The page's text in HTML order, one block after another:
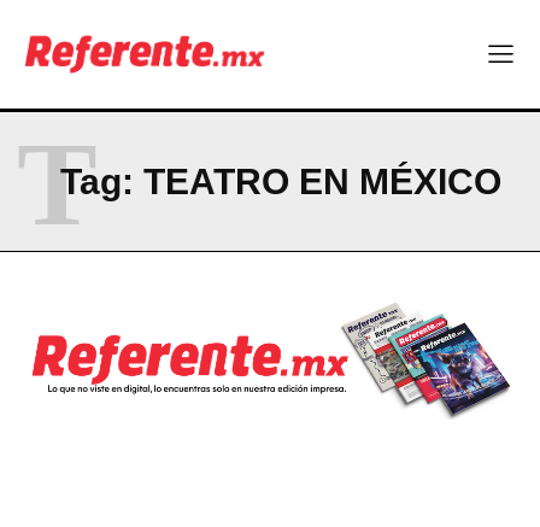
Company
ABOUT
CONTACT
PRIVACY POLICY
Tag: TEATRO EN MÉXICO
T